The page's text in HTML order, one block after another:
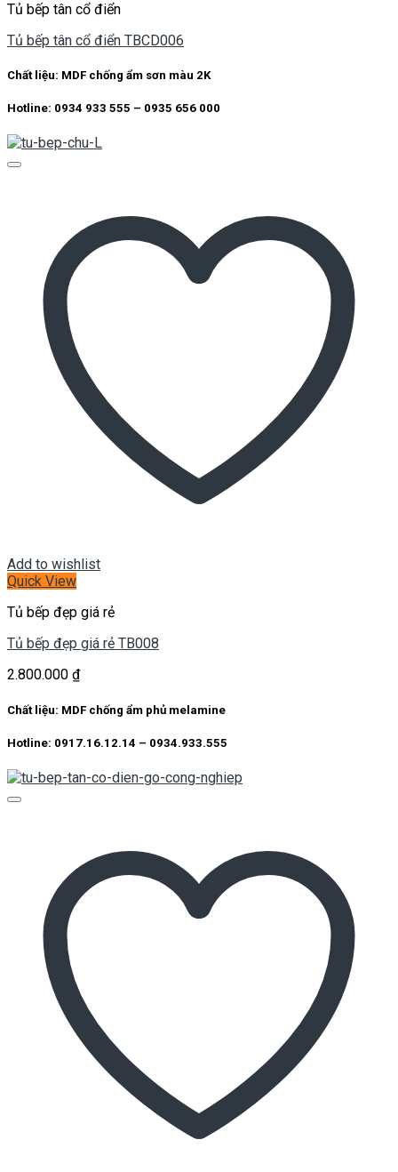
Tủ bếp tân cổ điển
Tủ bếp tân cổ điển TBCD006
Chất liệu: MDF chống ẩm sơn màu 2K
Hotline: 0934 933 555 – 0935 656 000
Add to wishlist
Quick View
Tủ bếp đẹp giá rẻ
Tủ bếp đẹp giá rẻ TB008
2.800.000 ₫
Chất liệu: MDF chống ẩm phủ melamine
Hotline: 0917.16.12.14 – 0934.933.555